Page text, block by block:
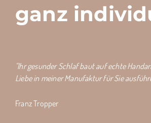
ganz
"Ihr gesunder Schlaf baut auf echte
Liebe in meiner Manufaktur für Sie
Franz Tropper